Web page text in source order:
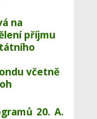
na
příjmu
včetně
20. A.